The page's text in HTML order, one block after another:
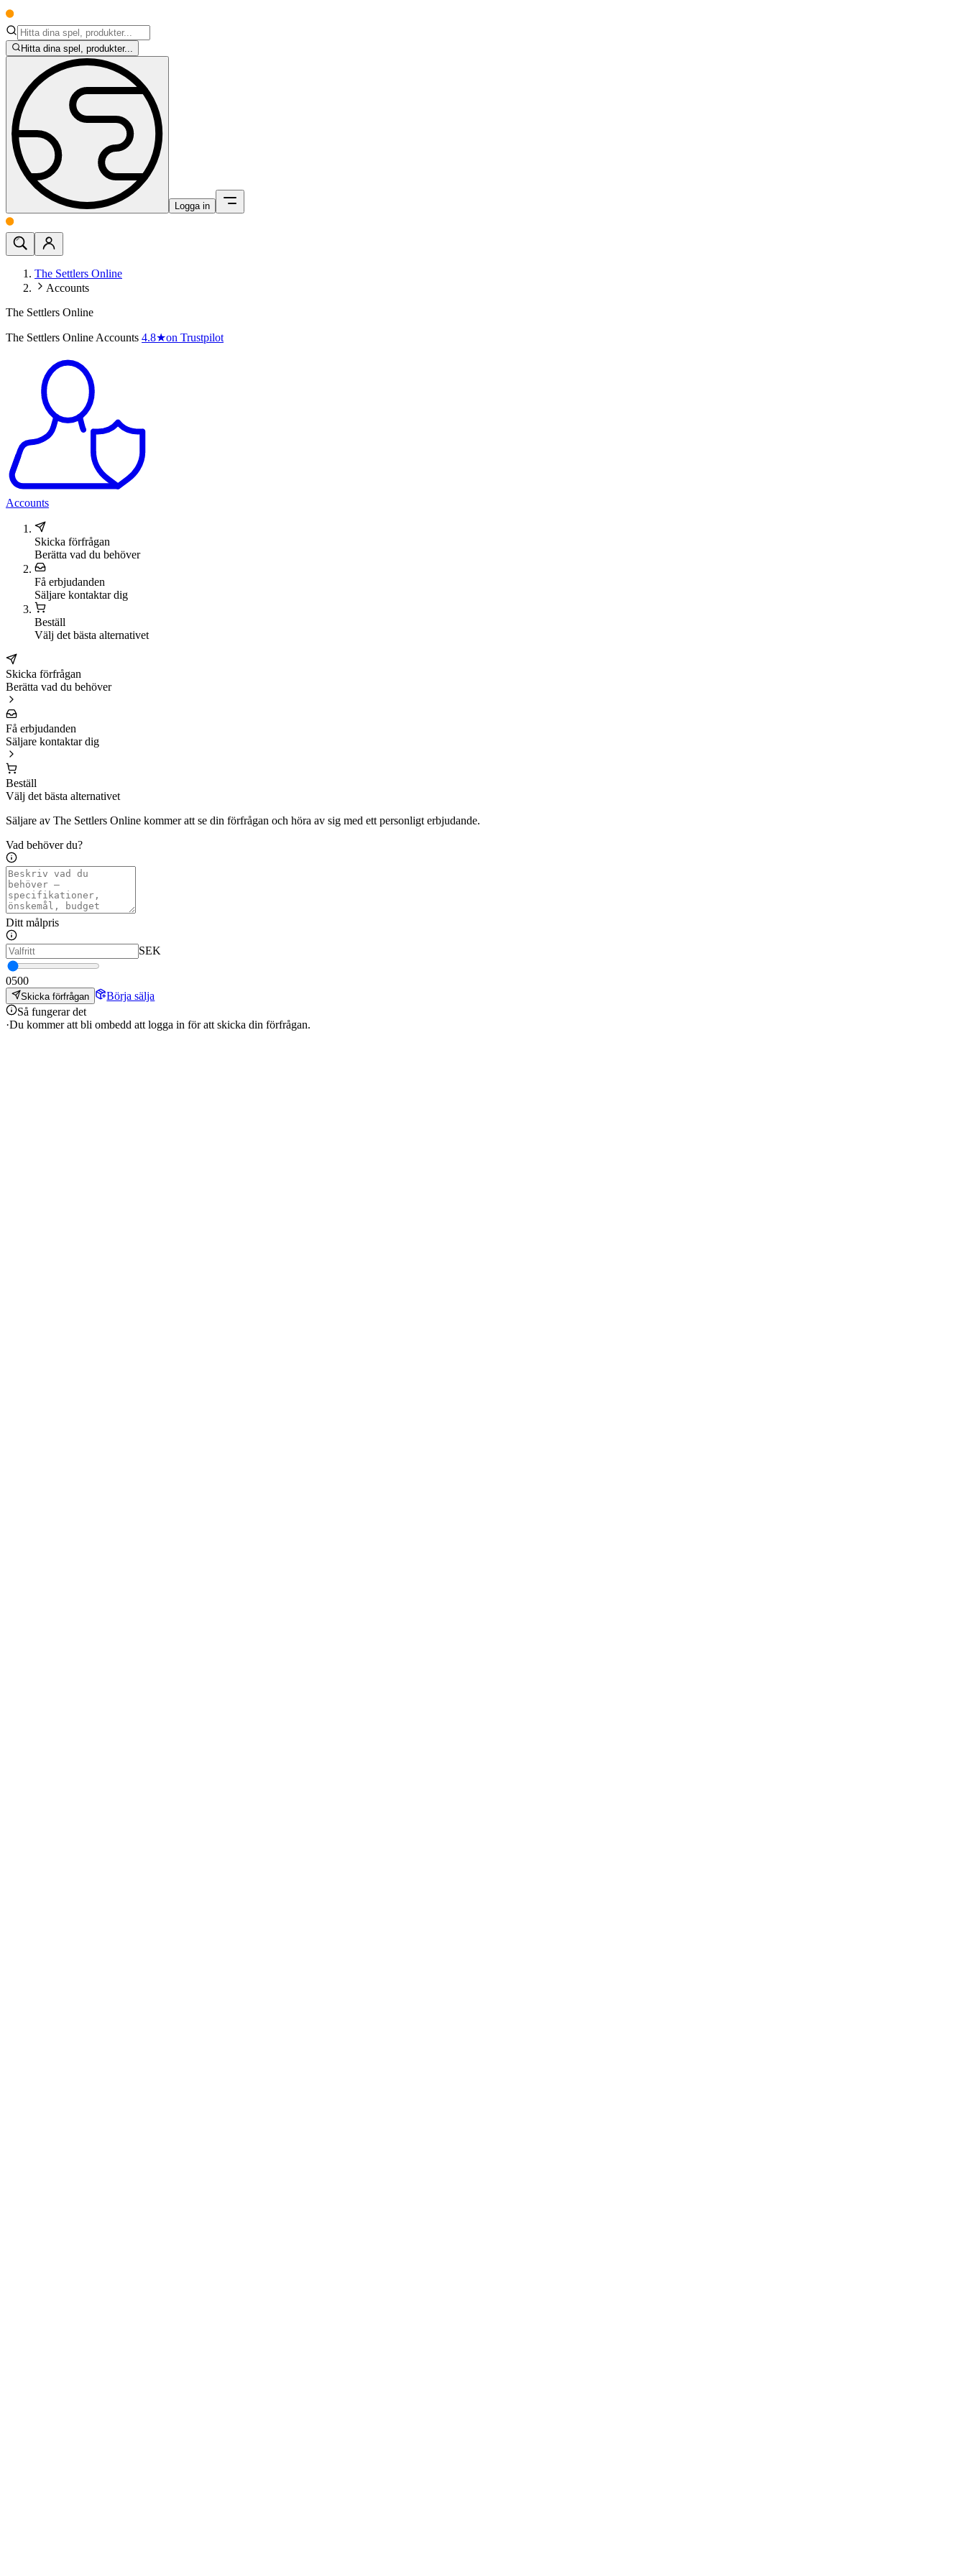
Hitta dina spel, produkter...
Logga in
The Settlers Online
Accounts
The Settlers Online
The Settlers Online Accounts 4.8★on Trustpilot
Accounts
Skicka förfrågan
Berätta vad du behöver
Få erbjudanden
Säljare kontaktar dig
Beställ
Välj det bästa alternativet
Skicka förfrågan
Berätta vad du behöver
Få erbjudanden
Säljare kontaktar dig
Beställ
Välj det bästa alternativet
Säljare av The Settlers Online kommer att se din förfrågan och höra av sig med ett personligt erbjudande.
Vad behöver du?
Ditt målpris
SEK
0500
Skicka förfrågan
Börja sälja
Så fungerar det
·Du kommer att bli ombedd att logga in för att skicka din förfrågan.